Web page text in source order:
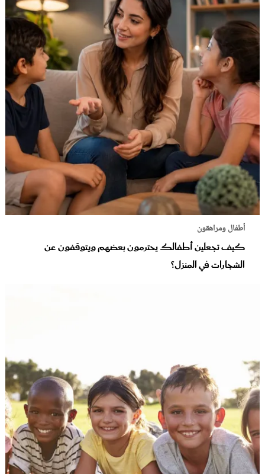
أطفال ومراهقون
كيف تجعلين أطفالك يحترمون بعضهم ويتوقفون عن
الشجارات في المنزل؟